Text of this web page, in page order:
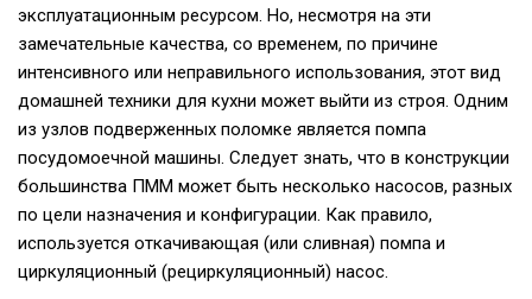
эксплуатационным ресурсом. Но, несмотря на эти
замечательные качества, со временем, по причине
интенсивного или неправильного использования, этот вид
домашней техники для кухни может выйти из строя. Одним
из узлов подверженных поломке является помпа
посудомоечной машины. Следует знать, что в конструкции
большинства ПММ может быть несколько насосов, разных
по цели назначения и конфигурации. Как правило,
используется откачивающая (или сливная) помпа и
циркуляционный (рециркуляционный) насос.